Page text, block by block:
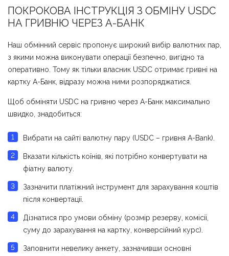
ПОКРОКОВА ІНСТРУКЦІЯ З ОБМІНУ USDC
НА ГРИВНЮ ЧЕРЕЗ А-БАНК
Наш обмінний сервіс пропонує широкий вибір валютних пар,
з якими можна виконувати операції безпечно, вигідно та
оперативно. Тому як тільки власник USDC отримає гривні на
картку А-Банк, відразу можна ними розпоряджатися.
Щоб обміняти USDC на гривню через А-Банк максимально
швидко, знадобиться:
Вибрати на сайті валютну пару (USDC – гривня A-Bank).
Вказати кількість коїнів, які потрібно конвертувати на
фіатну валюту.
Зазначити платіжний інструмент для зарахування коштів
після конвертації.
Дізнатися про умови обміну (розмір резерву, комісії,
суму до зарахування на картку, конверсійний курс).
Заповнити невелику анкету, зазначивши основні